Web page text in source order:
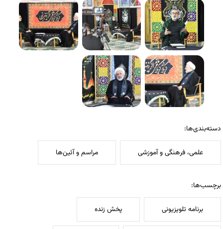
دسته‌بندی‌ها:
علمی، فرهنگی و آموزشی مراسم و آئین‌ها
برچسب‌ها:
برنامه تلویزیونی پخش زنده